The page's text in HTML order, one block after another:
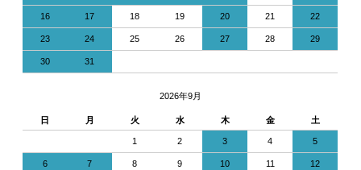
16 17 18 19 20 21 22
23 24 25 26 27 28 29
30 31
2026年9月
日 月 火 水 木 金 土
1 2 3 4 5
6 7 8 9 10 11 12